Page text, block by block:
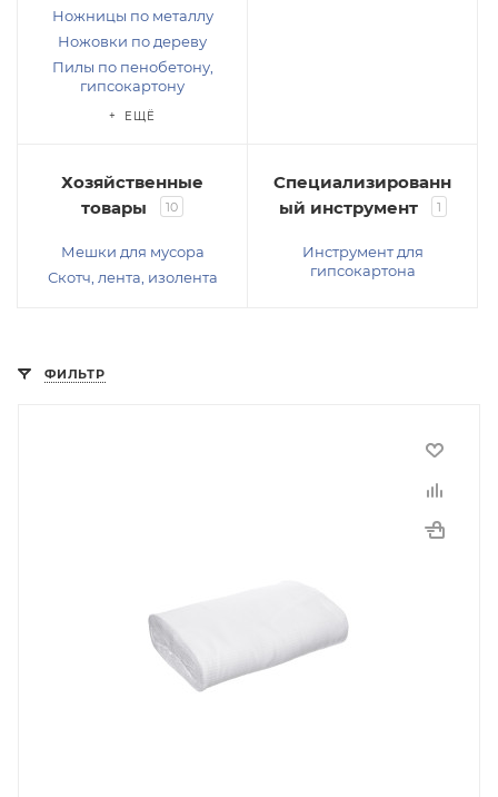
Ножницы по металлу
Ножовки по дереву
Пилы по пенобетону,
гипсокартону
+ ЕЩЁ
Хозяйственные
товары
10
Мешки для мусора
Скотч, лента, изолента
Специализированн
ый инструмент
1
Инструмент для
гипсокартона
ФИЛЬТР